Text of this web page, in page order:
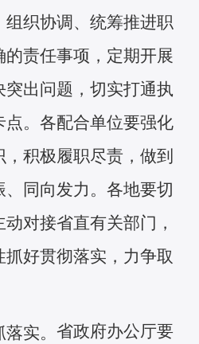
织协调、统筹推进职
责任事项，定期开展
出问题，切实打通执
。各配合单位要强化
积极履职尽责，做到
、同向发力。各地要切
对接省直有关部门，
好贯彻落实，力争取
落实。省政府办公厅要